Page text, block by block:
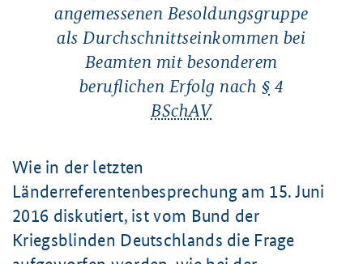
angemessenen Besoldungsgruppe
als Durchschnittseinkommen bei
Beamten mit besonderem
beruflichen Erfolg nach § 4
BSchAV
Wie in der letzten
Länderreferentenbesprechung am 15. Juni
2016 diskutiert, ist vom Bund der
Kriegsblinden Deutschlands die Frage